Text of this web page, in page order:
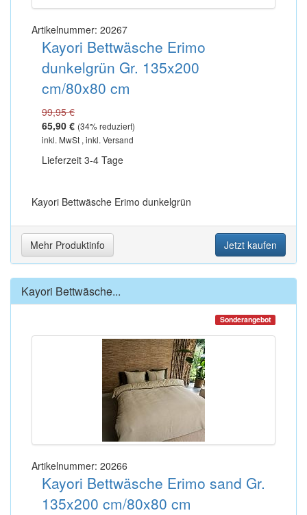
Artikelnummer: 20267
Kayori Bettwäsche Erimo
dunkelgrün Gr. 135x200
cm/80x80 cm
99,95 €
65,90 € (34% reduziert)
inkl. MwSt , inkl. Versand
Lieferzeit 3-4 Tage
Kayori Bettwäsche Erimo dunkelgrün
Mehr Produktinfo Jetzt kaufen
Kayori Bettwäsche...
Sonderangebot
Artikelnummer: 20266
Kayori Bettwäsche Erimo sand Gr.
135x200 cm/80x80 cm